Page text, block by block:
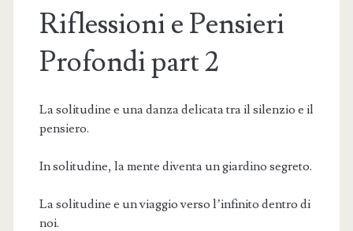
Riflessioni e Pensieri
Profondi part 2
La solitudine e una danza delicata tra il silenzio e il
pensiero.
In solitudine, la mente diventa un giardino segreto.
La solitudine e un viaggio verso l’infinito dentro di
noi.